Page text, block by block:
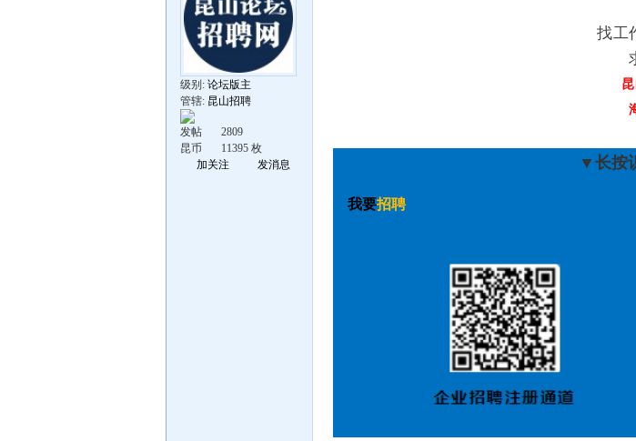
级别: 论坛版主
管辖: 昆山招聘
发帖
2809
昆币
11395 枚
加关注
发消息
找工
▼长按
我要招聘